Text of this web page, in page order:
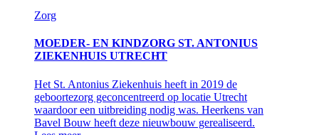
Zorg
MOEDER- EN KINDZORG ST. ANTONIUS
ZIEKENHUIS UTRECHT
Het St. Antonius Ziekenhuis heeft in 2019 de
geboortezorg geconcentreerd op locatie Utrecht
waardoor een uitbreiding nodig was. Heerkens van
Bavel Bouw heeft deze nieuwbouw gerealiseerd.